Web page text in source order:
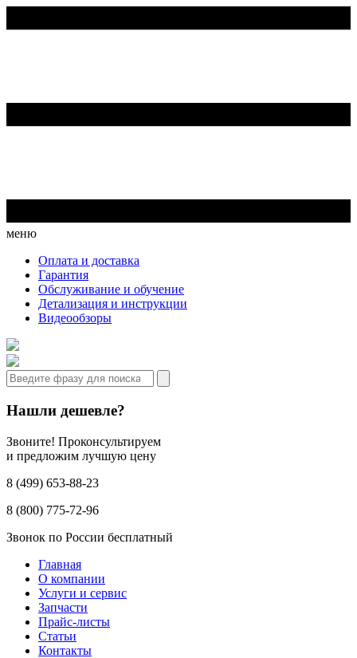
меню
Оплата и доставка
Гарантия
Обслуживание и обучение
Детализация и инструкции
Видеообзоры
Нашли дешевле?
Звоните! Проконсультируем
и предложим лучшую цену
8 (499) 653-88-23
8 (800) 775-72-96
Звонок по России бесплатный
Главная
О компании
Услуги и сервис
Запчасти
Прайс-листы
Статьи
Контакты